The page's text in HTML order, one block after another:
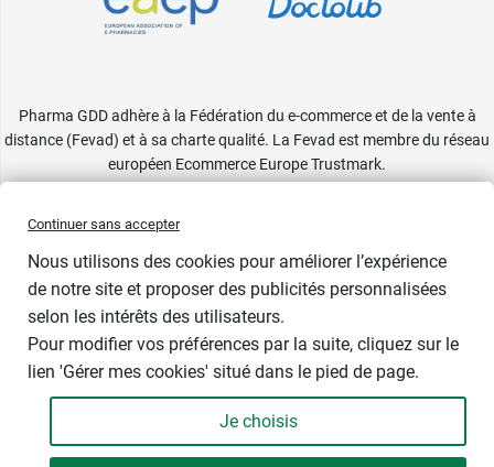
- +
Pharma GDD adhère à la Fédération du e-commerce et de la vente à
distance (Fevad) et à sa charte qualité. La Fevad est membre du réseau
européen Ecommerce Europe Trustmark.
Continuer sans accepter
Nous utilisons des cookies pour améliorer l’expérience
de notre site et proposer des publicités personnalisées
selon les intérêts des utilisateurs.
Pour modifier vos préférences par la suite, cliquez sur le
lien 'Gérer mes cookies' situé dans le pied de page.
Je choisis